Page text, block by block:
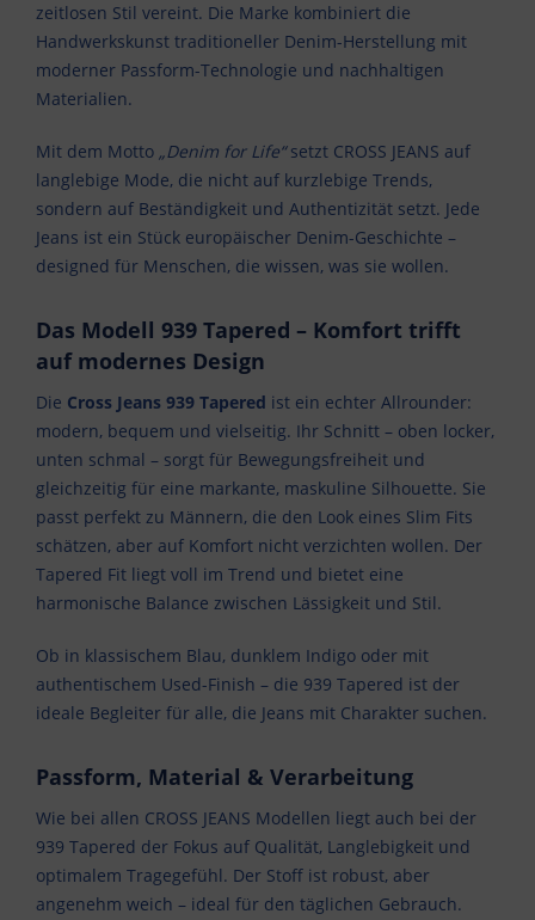
zeitlosen Stil vereint. Die Marke kombiniert die
Handwerkskunst traditioneller Denim-Herstellung mit
moderner Passform-Technologie und nachhaltigen
Materialien.
Mit dem Motto „Denim for Life“setzt CROSS JEANS auf
langlebige Mode, die nicht auf kurzlebige Trends,
sondern auf Beständigkeit und Authentizität setzt. Jede
Jeans ist ein Stück europäischer Denim-Geschichte –
designed für Menschen, die wissen, was sie wollen.
Das Modell 939 Tapered – Komfort trifft
auf modernes Design
Die Cross Jeans 939 Tapered ist ein echter Allrounder:
modern, bequem und vielseitig. Ihr Schnitt – oben locker,
unten schmal – sorgt für Bewegungsfreiheit und
gleichzeitig für eine markante, maskuline Silhouette. Sie
passt perfekt zu Männern, die den Look eines Slim Fits
schätzen, aber auf Komfort nicht verzichten wollen. Der
Tapered Fit liegt voll im Trend und bietet eine
harmonische Balance zwischen Lässigkeit und Stil.
Ob in klassischem Blau, dunklem Indigo oder mit
authentischem Used-Finish – die 939 Tapered ist der
ideale Begleiter für alle, die Jeans mit Charakter suchen.
Passform, Material & Verarbeitung
Wie bei allen CROSS JEANS Modellen liegt auch bei der
939 Tapered der Fokus auf Qualität, Langlebigkeit und
optimalem Tragegefühl. Der Stoff ist robust, aber
angenehm weich – ideal für den täglichen Gebrauch.